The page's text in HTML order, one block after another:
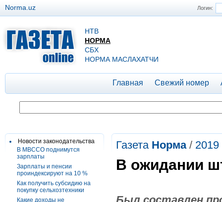
Логин:
Norma.uz
НТВ
НОРМА
СБХ
НОРМА МАСЛАХАТЧИ
Главная Свежий номер
Новости законодательства
В МВССО поднимутся
зарплаты
Зарплаты и пенсии
проиндексируют на 10 %
Как получить субсидию на
покупку сельхозтехники
Какие доходы не
Газета Норма/ 2019
В ожидании